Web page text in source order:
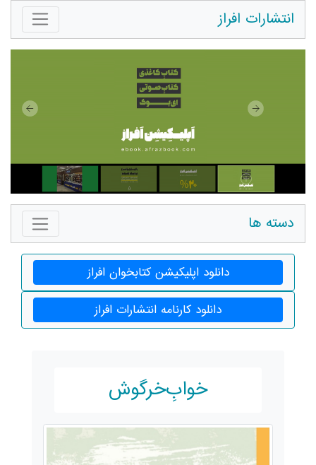
انتشارات افراز
دسته ها
دانلود اپلیکیشن کتابخوان افراز
دانلود کارنامه انتشارات افراز
خوابِ‌خرگوش